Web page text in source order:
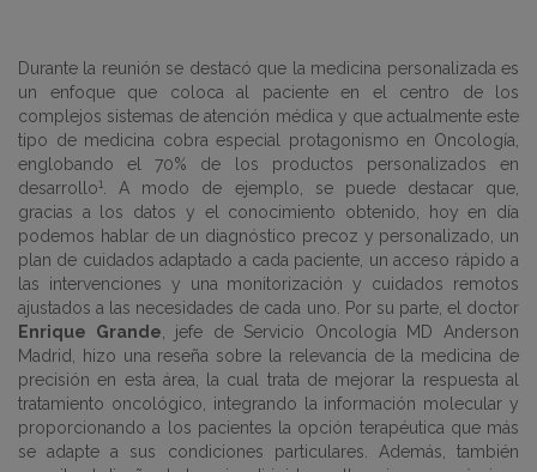
Durante la reunión se destacó que la medicina personalizada es
un enfoque que coloca al paciente en el centro de los
complejos sistemas de atención médica y que actualmente este
tipo de medicina cobra especial protagonismo en Oncología,
englobando el 70% de los productos personalizados en
desarrollo1
. A modo de ejemplo, se puede destacar que,
gracias a los datos y el conocimiento obtenido, hoy en día
podemos hablar de un diagnóstico precoz y personalizado, un
plan de cuidados adaptado a cada paciente, un acceso rápido a
las intervenciones y una monitorización y cuidados remotos
ajustados a las necesidades de cada uno. Por su parte, el doctor
Enrique Grande , jefe de Servicio Oncología MD Anderson
Madrid, hizo una reseña sobre la relevancia de la medicina de
precisión en esta área, la cual trata de mejorar la respuesta al
tratamiento oncológico, integrando la información molecular y
proporcionando a los pacientes la opción terapéutica que más
se adapte a sus condiciones particulares. Además, también